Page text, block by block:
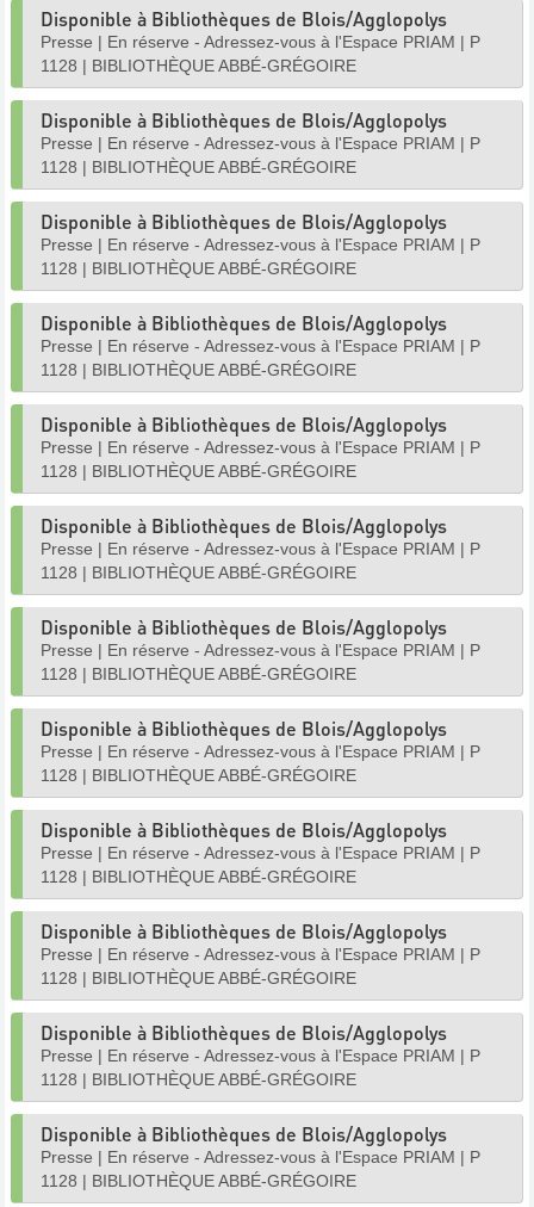
Disponible à Bibliothèques de Blois/Agglopolys
Presse | En réserve - Adressez-vous à l'Espace PRIAM | P
1128 | BIBLIOTHÈQUE ABBÉ-GRÉGOIRE
Disponible à Bibliothèques de Blois/Agglopolys
Presse | En réserve - Adressez-vous à l'Espace PRIAM | P
1128 | BIBLIOTHÈQUE ABBÉ-GRÉGOIRE
Disponible à Bibliothèques de Blois/Agglopolys
Presse | En réserve - Adressez-vous à l'Espace PRIAM | P
1128 | BIBLIOTHÈQUE ABBÉ-GRÉGOIRE
Disponible à Bibliothèques de Blois/Agglopolys
Presse | En réserve - Adressez-vous à l'Espace PRIAM | P
1128 | BIBLIOTHÈQUE ABBÉ-GRÉGOIRE
Disponible à Bibliothèques de Blois/Agglopolys
Presse | En réserve - Adressez-vous à l'Espace PRIAM | P
1128 | BIBLIOTHÈQUE ABBÉ-GRÉGOIRE
Disponible à Bibliothèques de Blois/Agglopolys
Presse | En réserve - Adressez-vous à l'Espace PRIAM | P
1128 | BIBLIOTHÈQUE ABBÉ-GRÉGOIRE
Disponible à Bibliothèques de Blois/Agglopolys
Presse | En réserve - Adressez-vous à l'Espace PRIAM | P
1128 | BIBLIOTHÈQUE ABBÉ-GRÉGOIRE
Disponible à Bibliothèques de Blois/Agglopolys
Presse | En réserve - Adressez-vous à l'Espace PRIAM | P
1128 | BIBLIOTHÈQUE ABBÉ-GRÉGOIRE
Disponible à Bibliothèques de Blois/Agglopolys
Presse | En réserve - Adressez-vous à l'Espace PRIAM | P
1128 | BIBLIOTHÈQUE ABBÉ-GRÉGOIRE
Disponible à Bibliothèques de Blois/Agglopolys
Presse | En réserve - Adressez-vous à l'Espace PRIAM | P
1128 | BIBLIOTHÈQUE ABBÉ-GRÉGOIRE
Disponible à Bibliothèques de Blois/Agglopolys
Presse | En réserve - Adressez-vous à l'Espace PRIAM | P
1128 | BIBLIOTHÈQUE ABBÉ-GRÉGOIRE
Disponible à Bibliothèques de Blois/Agglopolys
Presse | En réserve - Adressez-vous à l'Espace PRIAM | P
1128 | BIBLIOTHÈQUE ABBÉ-GRÉGOIRE